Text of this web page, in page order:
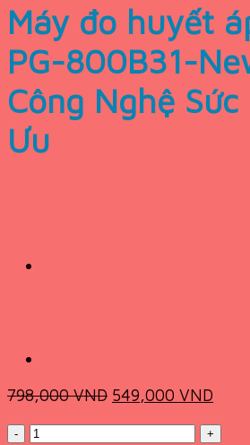
Máy đo huyết
PG-800B31-
Công Nghệ
Ưu
798,000VND Original
549,000 VND
is:
Quantity